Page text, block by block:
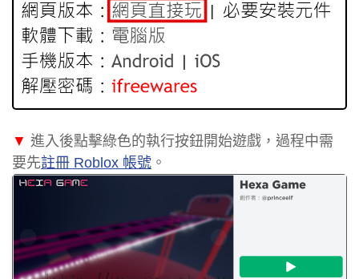
▼ 進入後點擊綠色的執行按鈕開始遊戲，過程中需
要先註冊 Roblox 帳號 。